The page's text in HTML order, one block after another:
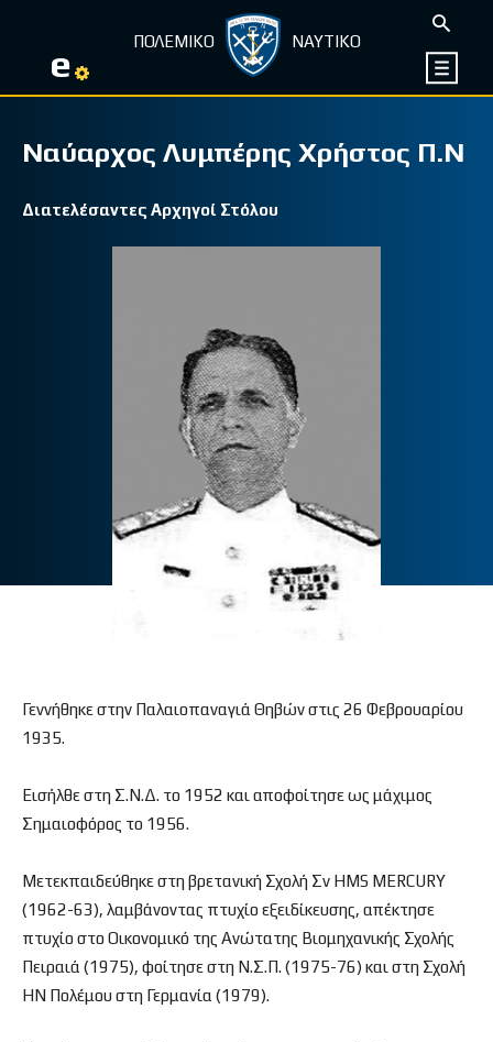
e ΠΟΛΕΜΙΚΟ ΝΑΥΤΙΚΟ
Ναύαρχος Λυμπέρης Χρήστος Π.Ν
Διατελέσαντες Αρχηγοί Στόλου
Γεννήθηκε στην Παλαιοπαναγιά Θηβών στις 26 Φεβρουαρίου
1935.
Εισήλθε στη Σ.Ν.Δ. το 1952 και αποφοίτησε ως μάχιμος
Σημαιοφόρος το 1956.
Μετεκπαιδεύθηκε στη βρετανική Σχολή Σν HMS MERCURY
(1962-63), λαμβάνοντας πτυχίο εξειδίκευσης, απέκτησε
πτυχίο στο Οικονομικό της Ανώτατης Βιομηχανικής Σχολής
Πειραιά (1975), φοίτησε στη Ν.Σ.Π. (1975-76) και στη Σχολή
ΗΝ Πολέμου στη Γερμανία (1979).